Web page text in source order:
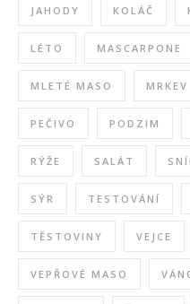
JAHODY KOLÁČ
LÉTO MASCARPONE
MLETÉ MASO MRKEV
PEČIVO PODZIM
RÝŽE SALÁT
SÝR TESTOVÁNÍ
TĚSTOVINY VEJCE
VEPŘOVÉ MASO